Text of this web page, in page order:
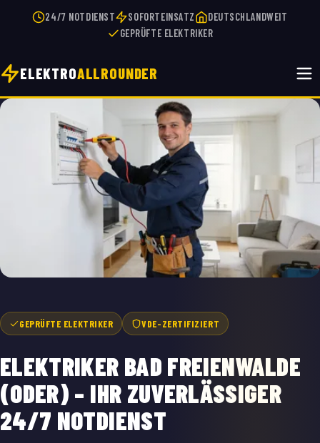
24/7 NOTDIENST SOFORTEINSATZ
DEUTSCHLANDWEIT
GEPRÜFTE ELEKTRIKER
ELEKTROALLROUNDER
GEPRÜFTE ELEKTRIKER VDE-ZERTIFIZIERT
ELEKTRIKER BAD FREIENWALDE
(ODER) – IHR ZUVERLÄSSIGER
24/7 NOTDIENST